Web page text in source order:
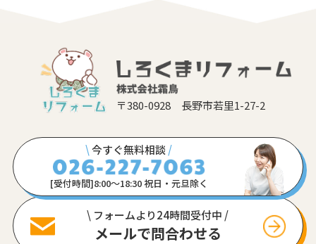
〒380-0928 長野市若里1-27-2
\今すぐ無料相談 /
[受付時間]8:00〜18:30 祝日・元旦除く
\ フォームより24時間受付中 /
メールで問合わせる